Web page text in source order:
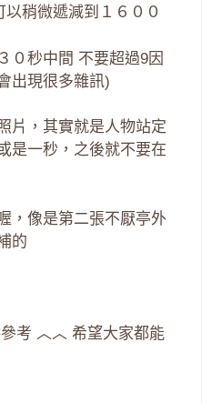
稍微遞減到１６００
０秒中間 不要超過9因
出現很多雜訊)
片，其實就是人物站定
是一秒，之後就不要在
，像是第二張不厭亭外
的
考 ︿︿ 希望大家都能